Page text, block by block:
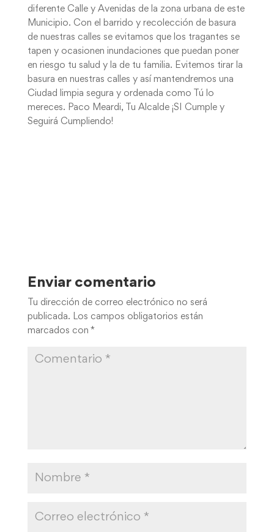
diferente Calle y Avenidas de la zona urbana de este
Municipio. Con el barrido y recolección de basura
de nuestras calles se evitamos que los tragantes se
tapen y ocasionen inundaciones que puedan poner
en riesgo tu salud y la de tu familia. Evitemos tirar la
basura en nuestras calles y así mantendremos una
Ciudad limpia segura y ordenada como Tú lo
mereces. Paco Meardi, Tu Alcalde ¡SI Cumple y
Seguirá Cumpliendo!
Enviar comentario
Tu dirección de correo electrónico no será
publicada. Los campos obligatorios están
marcados con *